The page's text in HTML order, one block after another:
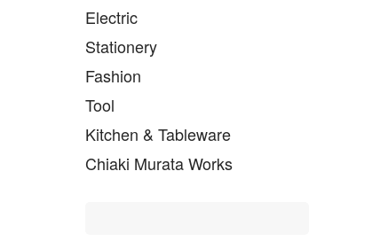
Electric
Stationery
Fashion
Tool
Kitchen & Tableware
Chiaki Murata Works